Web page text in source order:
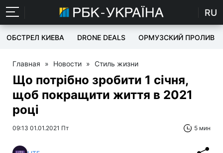
RU
ОБСТРЕЛ КИЕВА DRONE DEALS ОРМУЗСКИЙ ПРОЛИВ
Главная » Новости » Стиль жизни
Що потрібно зробити 1 січня,
щоб покращити життя в 2021
році
09:13 01.01.2021 Пт 5 мин